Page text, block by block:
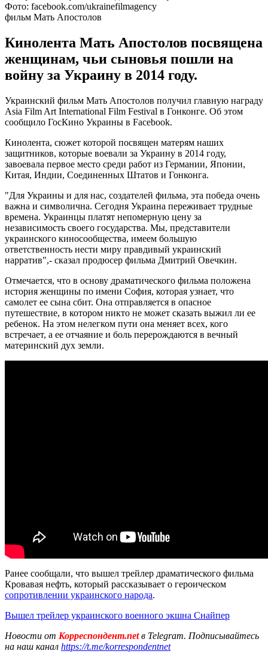
Фото: facebook.com/ukrainefilmagency
фильм Мать Апостолов
Кинолента Мать Апостолов посвящена
женщинам, чьи сыновья пошли на
войну за Украину в 2014 году.
Украинский фильм Мать Апостолов получил главную награду
Asia Film Art International Film Festival в Гонконге. Об этом
сообщило ГосКино Украины в Facebook.
Кинолента, сюжет которой посвящен матерям наших
защитников, которые воевали за Украину в 2014 году,
завоевала первое место среди работ из Германии, Японии,
Китая, Индии, Соединенных Штатов и Гонконга.
"Для Украины и для нас, создателей фильма, эта победа очень
важна и символична. Сегодня Украина переживает трудные
времена. Украинцы платят непомерную цену за
независимость своего государства. Мы, представители
украинского киносообщества, имеем большую
ответственность нести миру правдивый украинский
нарратив",- сказал продюсер фильма Дмитрий Овечкин.
Отмечается, что в основу драматического фильма положена
история женщины по имени София, которая узнает, что
самолет ее сына сбит. Она отправляется в опасное
путешествие, в котором никто не может сказать выжил ли ее
ребенок. На этом нелегком пути она меняет всех, кого
встречает, а ее отчаяние и боль перерождаются в вечный
материнский дух земли.
Ранее сообщали, что вышел трейлер драматического фильма
Кровавая нефть, который рассказывает о героическом
сопротивлении украинского народа.
Вышел трейлер украинского военного экшна Снайпер
Новости от Корреспондент.netв Telegram. Подписывайтесь
на наш канал https://t.me/korrespondentnet